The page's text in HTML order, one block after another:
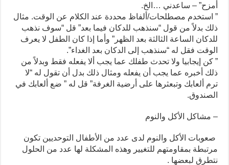
أمزح” – ساعدني …الخ.
” استخدم مصطلحات/ألفاظ محددة عند الكلام عن الوقت. مثال
ذلك بدلاً من قول “سنذهب للدكان فيما بعد” قل “سوف نذهب
للدكان الساعة الثالثة بعد الظهر” وأما إذا كان الطفل لا يعرف
الوقت فقل له “سنذهب إلى الدكان بعد الغداء”.
” كن إيجابيا ولا تحدث طفلك عما يجب ألا يفعله فقط وبدلاً من
ذلك أخبره عما يجب أن يفعله ومثال ذلك بدل أن تقول له “لا
ترم ألعابك وتبعثرها على أرضية الغرفة” قل له ” ضع ألعابك في
الصندوق.
– مشاكل الأكل والنوم
صعوبات الأكل والنوم لدى عدد من الأطفال التوحديين تكون
مرتبطة بمقاومتهم للتغيير وهذه المشكلة لها عدد من الحلول
نتطرق لبعضها .